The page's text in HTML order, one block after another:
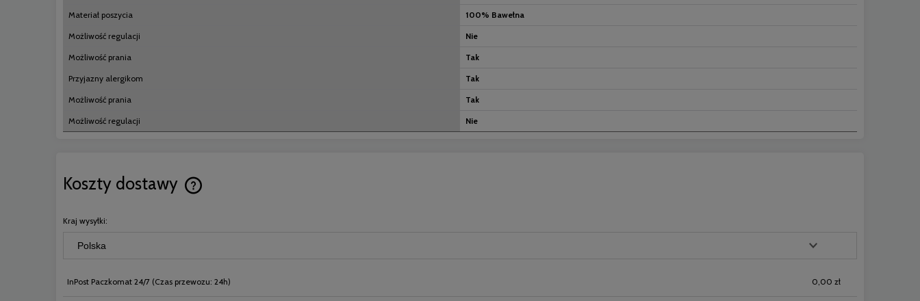
Materiał poszycia 100% Bawełna
Możliwość regulacji Nie
Możliwość prania Tak
Przyjazny alergikom Tak
Możliwość prania Tak
Możliwość regulacji Nie
Koszty dostawy
Kraj wysyłki:
InPost Paczkomat 24/7 (Czas przewozu: 24h) 0,00 zł